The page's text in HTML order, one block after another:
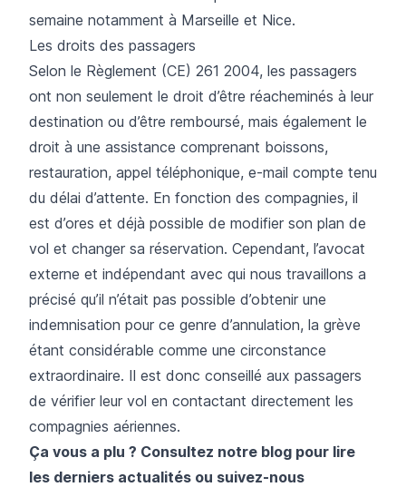
semaine notamment à Marseille et Nice.
Les droits des passagers
Selon le Règlement (CE) 261 2004, les passagers
ont non seulement le droit d’être réacheminés à leur
destination ou d’être remboursé, mais également le
droit à une assistance comprenant boissons,
restauration, appel téléphonique, e-mail compte tenu
du délai d’attente. En fonction des compagnies, il
est d’ores et déjà possible de modifier son plan de
vol et changer sa réservation. Cependant, l’avocat
externe et indépendant avec qui nous travaillons a
précisé qu’il n’était pas possible d’obtenir une
indemnisation pour ce genre d’annulation, la grève
étant considérable comme une circonstance
extraordinaire. Il est donc conseillé aux passagers
de vérifier leur vol en contactant directement les
compagnies aériennes.
Ça vous a plu ? Consultez notre blog pour lire
les derniers actualités ou suivez-nous